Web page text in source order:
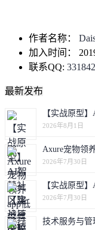
作者名称：
加入时间：
联系QQ:
最新发布
【实战原型
2026年8月1日
Axure宠物领
2026年7月30日
【实战原型
2026年7月30日
技术服务与管